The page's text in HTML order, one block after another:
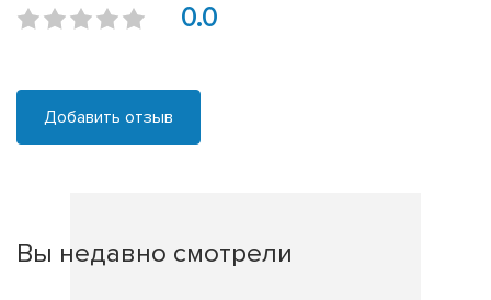
0.0
Добавить отзыв
Вы недавно смотрели